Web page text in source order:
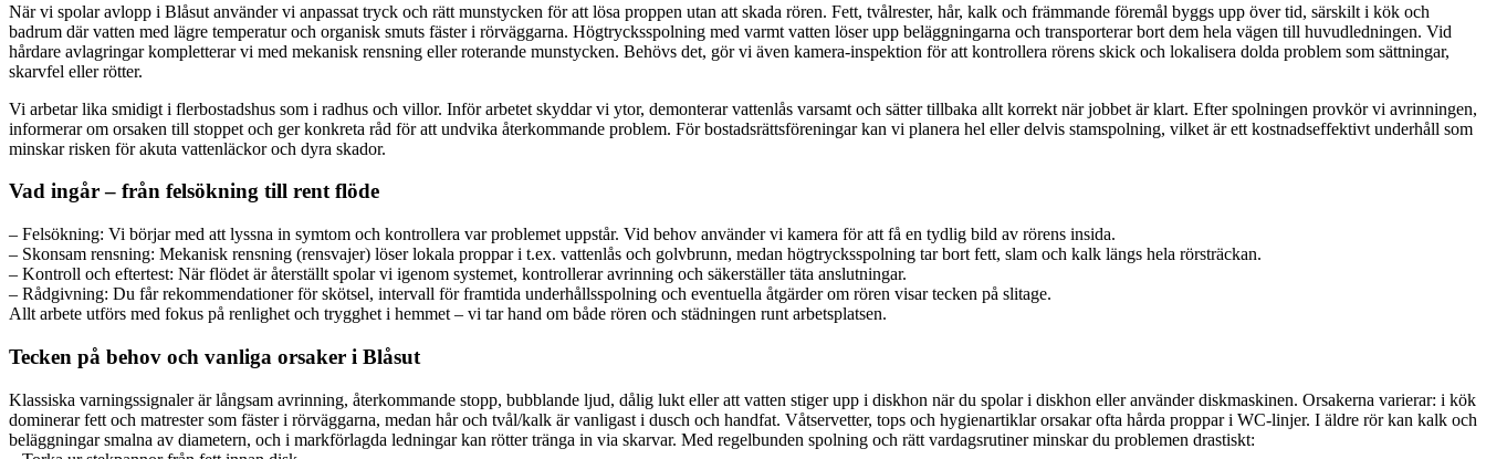
När vi spolar avlopp i Blåsut använder vi anpassat tryck och rätt munstycken för att lösa proppen utan att skada rören. Fett, tvålrester, hår, kalk och främmande föremål byggs upp över tid, särskilt i kök och
badrum där vatten med lägre temperatur och organisk smuts fäster i rörväggarna. Högtrycksspolning med varmt vatten löser upp beläggningarna och transporterar bort dem hela vägen till huvudledningen. Vid
hårdare avlagringar kompletterar vi med mekanisk rensning eller roterande munstycken. Behövs det, gör vi även kamera-inspektion för att kontrollera rörens skick och lokalisera dolda problem som sättningar,
skarvfel eller rötter.
Vi arbetar lika smidigt i flerbostadshus som i radhus och villor. Inför arbetet skyddar vi ytor, demonterar vattenlås varsamt och sätter tillbaka allt korrekt när jobbet är klart. Efter spolningen provkör vi avrinningen,
informerar om orsaken till stoppet och ger konkreta råd för att undvika återkommande problem. För bostadsrättsföreningar kan vi planera hel eller delvis stamspolning, vilket är ett kostnadseffektivt underhåll som
minskar risken för akuta vattenläckor och dyra skador.
Vad ingår – från felsökning till rent flöde
– Felsökning: Vi börjar med att lyssna in symtom och kontrollera var problemet uppstår. Vid behov använder vi kamera för att få en tydlig bild av rörens insida.
– Skonsam rensning: Mekanisk rensning (rensvajer) löser lokala proppar i t.ex. vattenlås och golvbrunn, medan högtrycksspolning tar bort fett, slam och kalk längs hela rörsträckan.
– Kontroll och eftertest: När flödet är återställt spolar vi igenom systemet, kontrollerar avrinning och säkerställer täta anslutningar.
– Rådgivning: Du får rekommendationer för skötsel, intervall för framtida underhållsspolning och eventuella åtgärder om rören visar tecken på slitage.
Allt arbete utförs med fokus på renlighet och trygghet i hemmet – vi tar hand om både rören och städningen runt arbetsplatsen.
Tecken på behov och vanliga orsaker i Blåsut
Klassiska varningssignaler är långsam avrinning, återkommande stopp, bubblande ljud, dålig lukt eller att vatten stiger upp i diskhon när du spolar i diskhon eller använder diskmaskinen. Orsakerna varierar: i kök
dominerar fett och matrester som fäster i rörväggarna, medan hår och tvål/kalk är vanligast i dusch och handfat. Våtservetter, tops och hygienartiklar orsakar ofta hårda proppar i WC-linjer. I äldre rör kan kalk och
beläggningar smalna av diametern, och i markförlagda ledningar kan rötter tränga in via skarvar. Med regelbunden spolning och rätt vardagsrutiner minskar du problemen drastiskt: